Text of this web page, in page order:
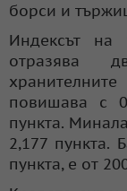
борси и
Индексът на
отразява
повишава с
пункта.
2,177 пункта.
пункта, е от